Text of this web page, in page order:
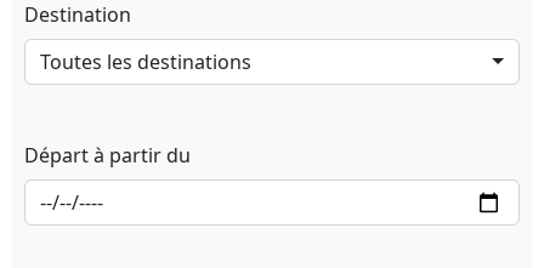
Destination
Toutes les destinations
Départ à partir du